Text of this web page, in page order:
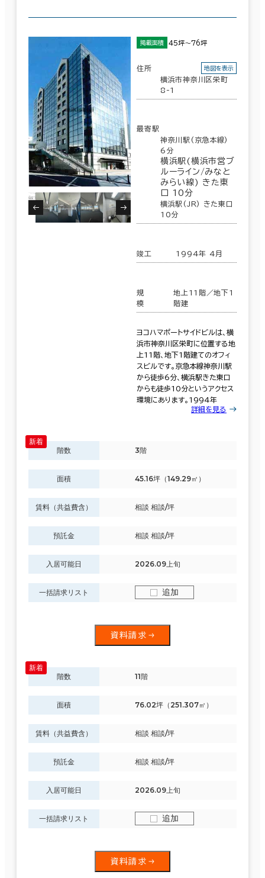
掲載面積 45坪～76坪
住所
横浜市神奈川区栄町
8-1
地図を表示
最寄駅
神奈川駅(京急本線)
6分
横浜駅(横浜市営ブ
ルーライン/みなと
みらい線) きた東
口 10分
横浜駅(JR) きた東口
10分
竣工 1994年 4月
規
模
地上11階／地下1
階建
ヨコハマポートサイドビルは、横
浜市神奈川区栄町に位置する地
上11階、地下1階建てのオフィ
スビルです。京急本線神奈川駅
から徒歩6分、横浜駅きた東口
からも徒歩10分というアクセス
環境にあります。1994年
詳細を見る
階数 3階
面積 45.16坪（149.29㎡）
賃料（共益費含） 相談 相談/坪
預託金 相談 相談/坪
入居可能日 2026.09上旬
一括請求リスト 追加
資料請求
階数 11階
面積 76.02坪（251.307㎡）
賃料（共益費含） 相談 相談/坪
預託金 相談 相談/坪
入居可能日 2026.09上旬
一括請求リスト 追加
資料請求
保土ヶ谷区 (14)
泉区
瀬谷区 (0)
横浜市他の区 (69)
該当数 105室(33棟)
この条件で検索する
築年数
建築中 1年以内
5年以内
10年以内
20年以内 30年以内
階数
1階 2階以上
1フロア面積100坪以上
該当数
105室
棟)